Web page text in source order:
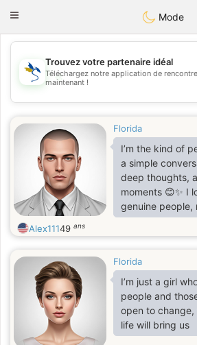
Toggle
Mode
💖
💕
Trouvez votre partenaire idéal
Téléchargez notre application de rencontre
maintenant !
Florida
I’m the kind of
a simple
deep thoughts,
moments 😊✨ I
genuine people,
connection, and
night talks that
kindness is
and a peaceful
than pretending
Creative mind.
heart hidden
humor 🤣. I
Alex11149 ans
Florida
I’m just a girl
people and
open to change,
life will bring us